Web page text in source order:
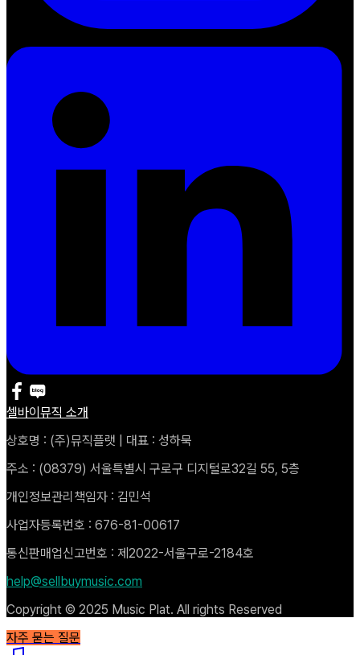
셀바이뮤직 소개
상호명 : (주)뮤직플랫 | 대표 : 성하묵
주소 : (08379) 서울특별시 구로구 디지털로32길 55, 5층
개인정보관리책임자 : 김민석
사업자등록번호 : 676-81-00617
통신판매업신고번호 : 제2022-서울구로-2184호
help@sellbuymusic.com
Copyright © 2025 Music Plat. All rights Reserved
자주 묻는 질문